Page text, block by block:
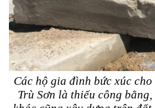
Các hộ gia đình bức xúc
Trù Sơn là thiếu công